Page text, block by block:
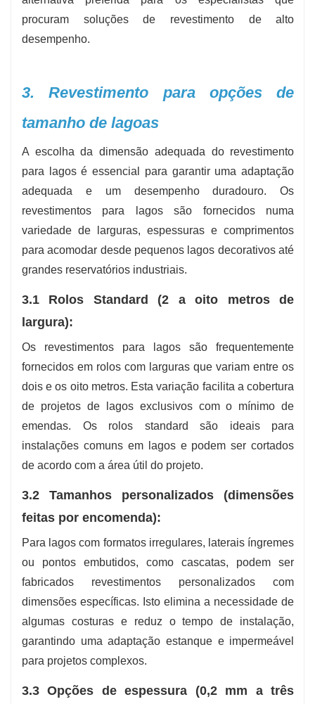
procuram soluções de revestimento de alto
desempenho.
3. Revestimento para opções de
tamanho de lagoas
A escolha da dimensão adequada do revestimento
para lagos é essencial para garantir uma adaptação
adequada e um desempenho duradouro. Os
revestimentos para lagos são fornecidos numa
variedade de larguras, espessuras e comprimentos
para acomodar desde pequenos lagos decorativos até
grandes reservatórios industriais.
3.1 Rolos Standard (2 a oito metros de
largura):
Os revestimentos para lagos são frequentemente
fornecidos em rolos com larguras que variam entre os
dois e os oito metros. Esta variação facilita a cobertura
de projetos de lagos exclusivos com o mínimo de
emendas. Os rolos standard são ideais para
instalações comuns em lagos e podem ser cortados
de acordo com a área útil do projeto.
3.2 Tamanhos personalizados (dimensões
feitas por encomenda):
Para lagos com formatos irregulares, laterais íngremes
ou pontos embutidos, como cascatas, podem ser
fabricados revestimentos personalizados com
dimensões específicas. Isto elimina a necessidade de
algumas costuras e reduz o tempo de instalação,
garantindo uma adaptação estanque e impermeável
para projetos complexos.
3.3 Opções de espessura (0,2 mm a três